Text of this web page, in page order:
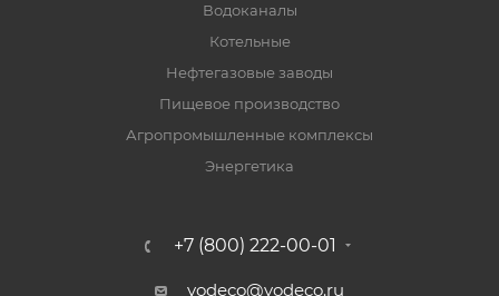
Водоканалы
Котельные
Нефтегазовые заводы
Пищевое производство
Агропромышленные комплексы
Энергетика
+7 (800) 222-00-01
vodeco@vodeco.ru